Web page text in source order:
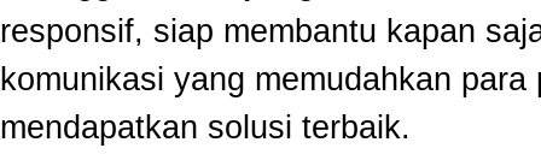
responsif, siap membantu kapan
komunikasi yang memudahkan
mendapatkan solusi terbaik.